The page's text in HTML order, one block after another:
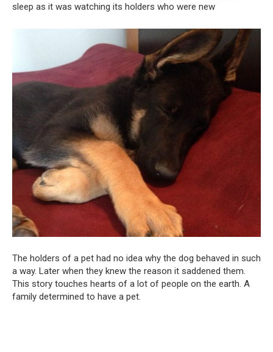
sleep as it was watching its holders who were new
The holders of a pet had no idea why the dog behaved in such
a way. Later when they knew the reason it saddened them.
This story touches hearts of a lot of people on the earth. A
family determined to have a pet.